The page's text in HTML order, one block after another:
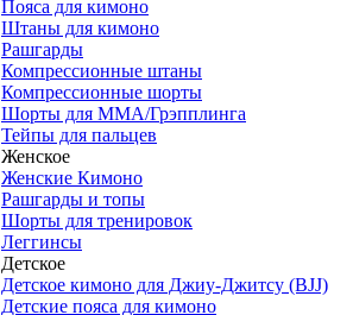
Пояса для кимоно
Штаны для кимоно
Рашгарды
Компрессионные штаны
Компрессионные шорты
Шорты для ММА/Грэпплинга
Тейпы для пальцев
Женское
Женские Кимоно
Рашгарды и топы
Шорты для тренировок
Леггинсы
Детское
Детское кимоно для Джиу-Джитсу (BJJ)
Детские пояса для кимоно